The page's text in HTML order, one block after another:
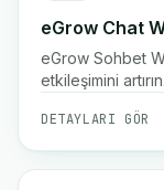
eGrow Chat
eGrow Sohbet
etkileşimini artırın.
DETAYLARI GÖR